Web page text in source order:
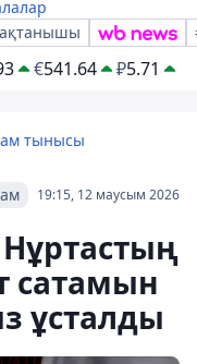
€541.64 ₽5.71
тынысы
19:15, 12 маусым 2026
сатамын
ұсталды